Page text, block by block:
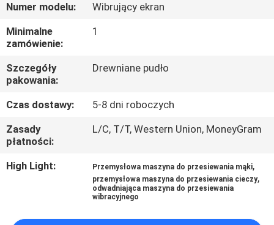
WYCIECZKA
PO
FABRYCE
KONTROLA
JAKOŚCI
SKONTAKTUJ
SIĘ
NAMI
Numer modelu:
Wibrujący ekran
Minimalne
zamówienie:
1
Szczegóły
pakowania:
Drewniane pudło
Czas dostawy:
5-8 dni roboczych
Zasady
płatności:
L/C, T/T, Western Union, MoneyGram
High Light: Przemysłowa maszyna do przesiewania mąki,
przemysłowa maszyna do przesiewania cieczy,
odwadniająca maszyna do przesiewania
wibracyjnego